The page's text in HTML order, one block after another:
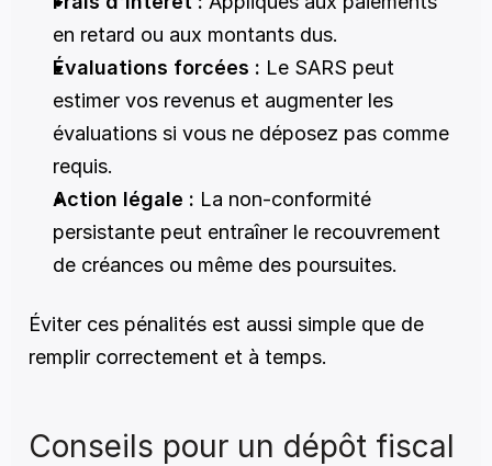
en retard ou aux montants dus.
Évaluations forcées : Le SARS peut
estimer vos revenus et augmenter les
évaluations si vous ne déposez pas comme
requis.
Action légale : La non-conformité
persistante peut entraîner le recouvrement
de créances ou même des poursuites.
Éviter ces pénalités est aussi simple que de
remplir correctement et à temps.
Conseils pour un dépôt fiscal